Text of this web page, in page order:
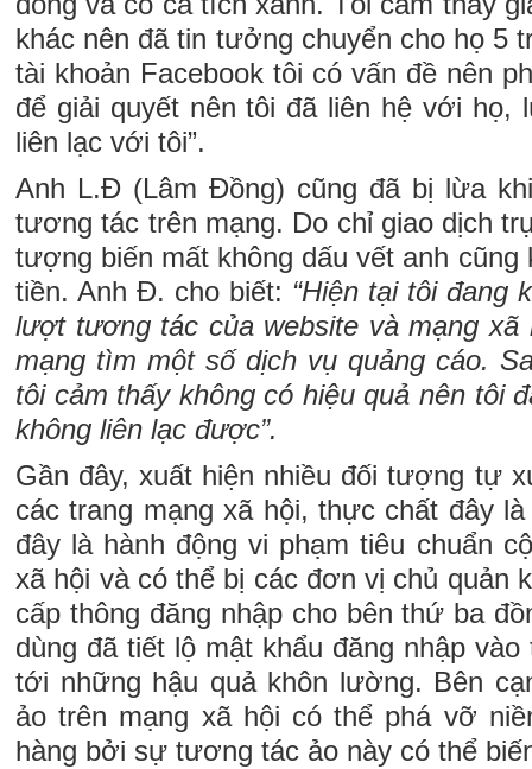
khác nên đã tin tưởng chuyển cho họ 5
tài khoản Facebook tôi có vấn đề nên
để giải quyết nên tôi đã liên hệ với họ,
liên lạc với tôi”.
Anh L.Đ (Lâm Đồng) cũng đã bị lừa
tương tác trên mạng. Do chỉ giao dịch
tượng biến mất không dấu vết anh cũng
tiền. Anh Đ. cho biết: “Hiện tại tôi đang
lượt tương tác của website và mạng
mạng tìm một số dịch vụ quảng cáo.
tôi cảm thấy không có hiệu quả nên tôi
không liên lạc được”.
Gần đây, xuất hiện nhiều đối tượng tự
các trang mạng xã hội, thực chất đây
đây là hành động vi phạm tiêu chuẩn
xã hội và có thể bị các đơn vị chủ quản
cấp thông đăng nhập cho bên thứ ba
dùng đã tiết lộ mật khẩu đăng nhập
tới những hậu quả khôn lường. Bên
ảo trên mạng xã hội có thể phá vỡ
hàng bởi sự tương tác ảo này có thể